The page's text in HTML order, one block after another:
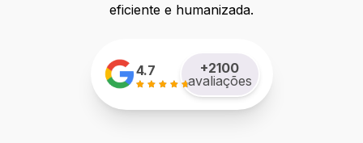
eficiente e humanizada.
4.7 +2100
avaliações